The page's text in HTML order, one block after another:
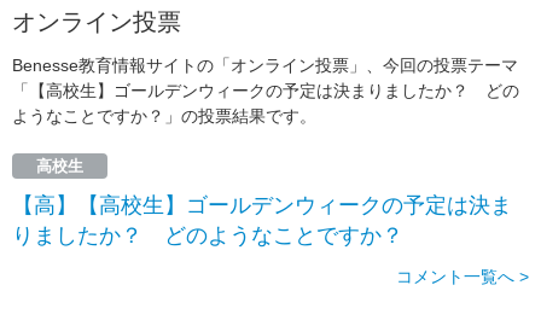
オンライン投票
Benesse教育情報サイトの「オンライン投票」、今回の投票テーマ
「【高校生】ゴールデンウィークの予定は決まりましたか？ どの
ようなことですか？」の投票結果です。
高校生
【高】【高校生】ゴールデンウィークの予定は決ま
りましたか？ どのようなことですか？
コメント一覧へ >